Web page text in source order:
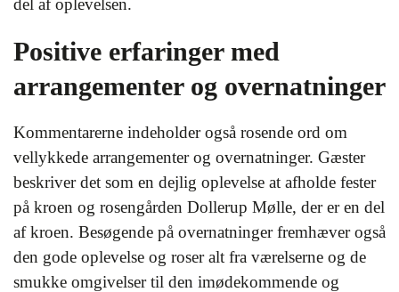
del af oplevelsen.
Positive erfaringer med
arrangementer og overnatninger
Kommentarerne indeholder også rosende ord om
vellykkede arrangementer og overnatninger. Gæster
beskriver det som en dejlig oplevelse at afholde fester
på kroen og rosengården Dollerup Mølle, der er en del
af kroen. Besøgende på overnatninger fremhæver også
den gode oplevelse og roser alt fra værelserne og de
smukke omgivelser til den imødekommende og